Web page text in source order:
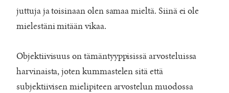
juttuja ja toisinaan olen samaa mieltä. Siinä ei ole
mielestäni mitään vikaa.
Objektiivisuus on tämäntyyppisissä arvosteluissa
harvinaista, joten kummastelen sitä että
subjektiivisen mielipiteen arvostelun muodossa